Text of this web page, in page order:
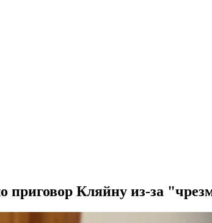
приговор Кляйну из-за